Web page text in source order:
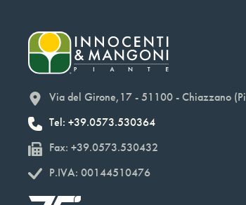
Via del Girone,17 - 51100 - Chiazzano
Tel: +39.0573.530364
Fax: +39.0573.530432
P.IVA: 00144510476